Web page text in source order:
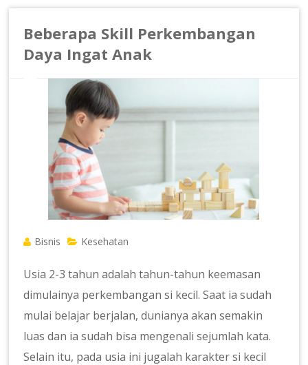
Beberapa Skill Perkembangan
Daya Ingat Anak
Bisnis Kesehatan
Usia 2-3 tahun adalah tahun-tahun keemasan
dimulainya perkembangan si kecil. Saat ia sudah
mulai belajar berjalan, dunianya akan semakin
luas dan ia sudah bisa mengenali sejumlah kata.
Selain itu, pada usia ini jugalah karakter si kecil